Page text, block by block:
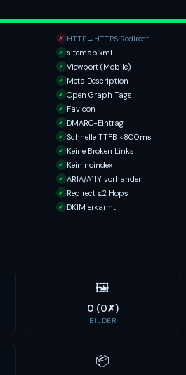
✗ HTTP→HTTPS Redirect
✓ sitemap.xml
✓ Viewport (Mobile)
✓ Meta Description
✓ Open Graph Tags
✓ Favicon
✓ DMARC-Eintrag
✓ Schnelle TTFB <800ms
✓ Keine Broken Links
✓ Kein noindex
✓ ARIA/A11Y vorhanden
✓ Redirect ≤2 Hops
✓ DKIM erkannt
🖼
0 (0✗)
BILDER
📦